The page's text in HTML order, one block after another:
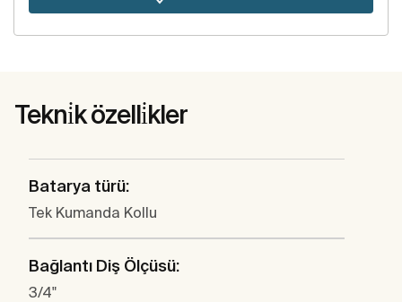
Tekni̇k özelli̇kler
Batarya türü:
Tek Kumanda Kollu
Bağlantı Diş Ölçüsü:
3/4"